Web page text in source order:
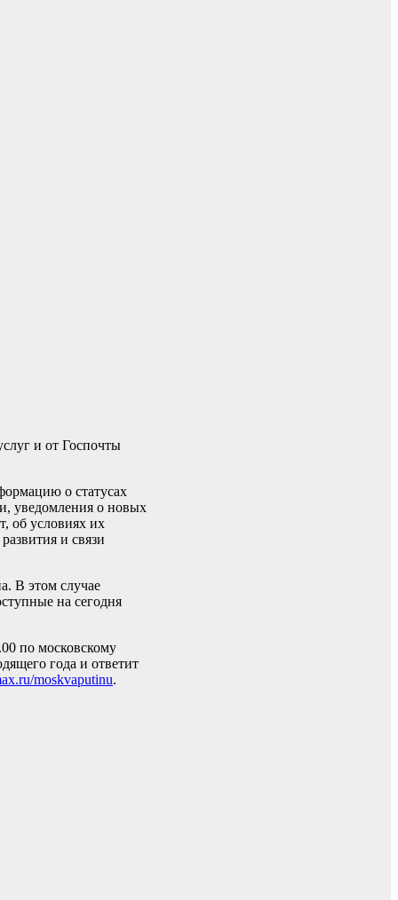
и от Госпочты
о статусах
уведомления о новых
об условиях их
и связи
В этом случае
на сегодня
по московскому
года и ответит
moskvaputinu.